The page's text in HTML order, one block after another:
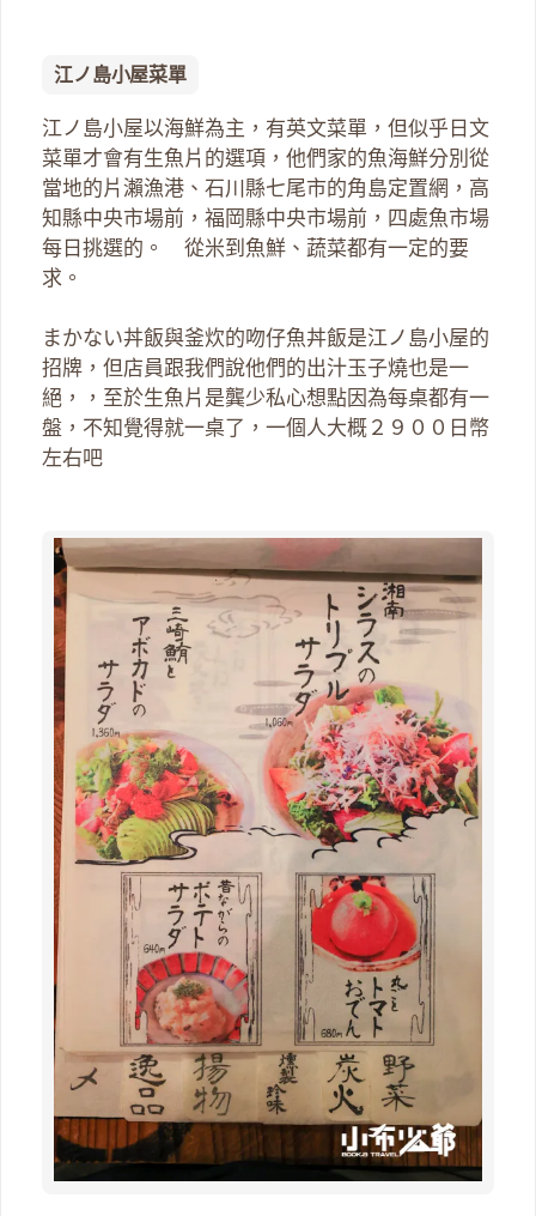
江ノ島小屋菜單
江ノ島小屋以海鮮為主，有英文菜單，但似乎日文
菜單才會有生魚片的選項，他們家的魚海鮮分別從
當地的片瀨漁港、石川縣七尾市的角島定置網，高
知縣中央市場前，福岡縣中央市場前，四處魚市場
每日挑選的。 從米到魚鮮、蔬菜都有一定的要
求。
まかない丼飯與釜炊的吻仔魚丼飯是江ノ島小屋的
招牌，但店員跟我們說他們的出汁玉子燒也是一
絕，，至於生魚片是龔少私心想點因為每桌都有一
盤，不知覺得就一桌了，一個人大概２９００日幣
左右吧